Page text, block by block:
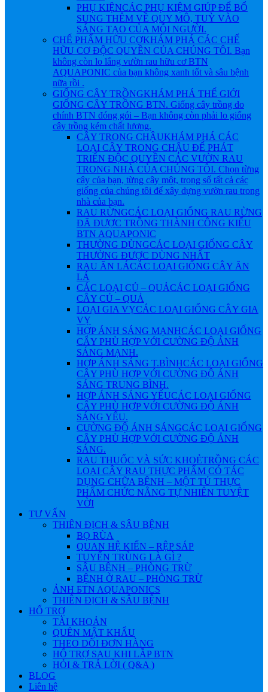
PHỤ KIỆNCÁC PHỤ KIỆM GIÚP ĐỂ BỔ
SUNG THÊM VỀ QUY MÔ, TUỲ VÀO
SÁNG TẠO CỦA MỖI NGƯỜI.
CHẾ PHẨM HỮU CƠKHÁM PHÁ CÁC CHẾ
HỮU CƠ ĐỘC QUYỀN CỦA CHÚNG TÔI. Bạn
không còn lo lắng vườn rau hữu cơ BTN
AQUAPONIC của bạn không xanh tốt và sâu bệnh
nữa rồi .
GIỐNG CÂY TRỒNGKHÁM PHÁ THẾ GIỚI
GIỐNG CÂY TRỒNG BTN. Giống cây trồng do
chính BTN đóng gói – Bạn không còn phải lo giống
cây trồng kém chất lượng.
CÂY TRONG CHẬUKHÁM PHÁ CÁC
LOẠI CÂY TRONG CHẬU ĐỂ PHÁT
TRIỂN ĐỘC QUYỀN CÁC VƯỜN RAU
TRONG NHÀ CỦA CHÚNG TÔI. Chọn từng
cây của bạn, từng cây một, trong số tất cả các
giống của chúng tôi để xây dựng vườn rau trong
nhà của bạn.
RAU RỪNGCÁC LOẠI GIỐNG RAU RỪNG
ĐÃ ĐƯỢC TRỒNG THÀNH CÔNG KIỂU
BTN AQUAPONIC
THƯỜNG DÙNGCÁC LOẠI GIỐNG CÂY
THƯỜNG ĐƯỢC DÙNG NHẤT
RAU ĂN LÁCÁC LOẠI GIỐNG CÂY ĂN
LÁ
CÁC LOẠI CỦ – QUẢCÁC LOẠI GIỐNG
CÂY CỦ – QUẢ
LOẠI GIA VỴCÁC LOẠI GIỐNG CÂY GIA
VỴ
HỢP ÁNH SÁNG MẠNHCÁC LOẠI GIỐNG
CÂY PHÙ HỢP VỚI CƯỜNG ĐỘ ÁNH
SÁNG MẠNH.
HỢP ÁNH SÁNG T.BÌNHCÁC LOẠI GIỐNG
CÂY PHÙ HỢP VỚI CƯỜNG ĐỘ ÁNH
SÁNG TRUNG BÌNH.
HỢP ÁNH SÁNG YẾUCÁC LOẠI GIỐNG
CÂY PHÙ HỢP VỚI CƯỜNG ĐỘ ÁNH
SÁNG YẾU.
CƯỜNG ĐỘ ÁNH SÁNGCÁC LOẠI GIỐNG
CÂY PHÙ HỢP VỚI CƯỜNG ĐỘ ÁNH
SÁNG.
RAU THUỐC VÀ SỨC KHOẺTRỒNG CÁC
LOẠI CÂY RAU THỰC PHẨM CÓ TÁC
DỤNG CHỮA BỆNH – MỘT TỦ THỰC
PHẨM CHỨC NĂNG TỰ NHIÊN TUYỆT
VỜI
TƯ VẤN
THIÊN ĐỊCH & SÂU BỆNH
BỌ RÙA
QUAN HỆ KIẾN – RỆP SÁP
TUYẾN TRÙNG LÀ GÌ ?
SÂU BỆNH – PHÒNG TRỪ
BỆNH Ở RAU – PHÒNG TRỪ
ẢNH БTN AQUAPONICS
THIÊN ĐỊCH & SÂU BỆNH
HỔ TRỢ
TÀI KHOẢN
QUÊN MẬT KHẨU
THEO DÕI ĐƠN HÀNG
HỔ TRỢ SAU KHI LẮP BTN
HỎI & TRẢ LỜI ( Q&A )
BLOG
Liên hệ